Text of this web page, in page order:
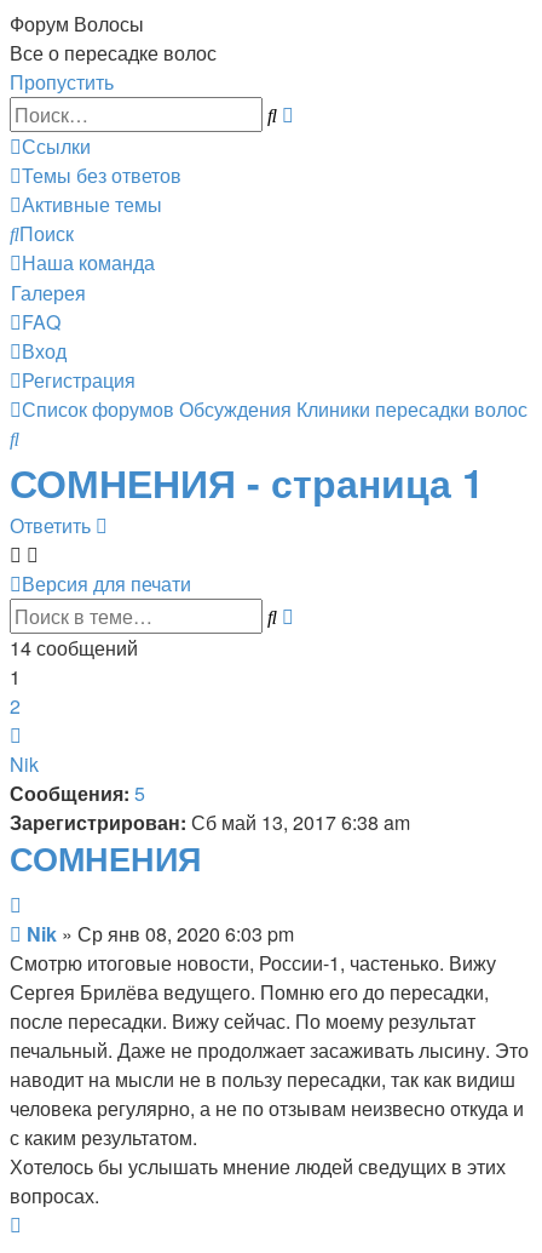
Форум Волосы
Все о пересадке волос
Пропустить
Поиск
Ссылки
Темы без ответов
Активные темы
Поиск
Наша команда
Галерея
FAQ
Вход
Регистрация
Список форумов Обсуждения Клиники пересадки волос
Поиск
СОМНЕНИЯ - страница 1
Ответить
Версия для печати
Поиск
14 сообщений
1
2
Nik
Сообщения: 5
Зарегистрирован: Сб май 13, 2017 6:38 am
СОМНЕНИЯ
Сообщение
Nik » Ср янв 08, 2020 6:03 pm
Смотрю итоговые новости, России-1, частенько. Вижу
Сергея Брилёва ведущего. Помню его до пересадки,
после пересадки. Вижу сейчас. По моему результат
печальный. Даже не продолжает засаживать лысину. Это
наводит на мысли не в пользу пересадки, так как видиш
человека регулярно, а не по отзывам неизвесно откуда и
с каким результатом.
Хотелось бы услышать мнение людей сведущих в этих
вопросах.